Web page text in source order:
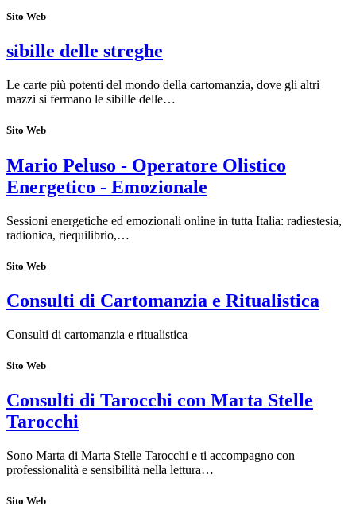
Sito Web
sibille delle streghe
Le carte più potenti del mondo della cartomanzia, dove gli altri
mazzi si fermano le sibille delle…
Sito Web
Mario Peluso - Operatore Olistico
Energetico - Emozionale
Sessioni energetiche ed emozionali online in tutta Italia: radiestesia,
radionica, riequilibrio,…
Sito Web
Consulti di Cartomanzia e Ritualistica
Consulti di cartomanzia e ritualistica
Sito Web
Consulti di Tarocchi con Marta Stelle
Tarocchi
Sono Marta di Marta Stelle Tarocchi e ti accompagno con
professionalità e sensibilità nella lettura…
Sito Web